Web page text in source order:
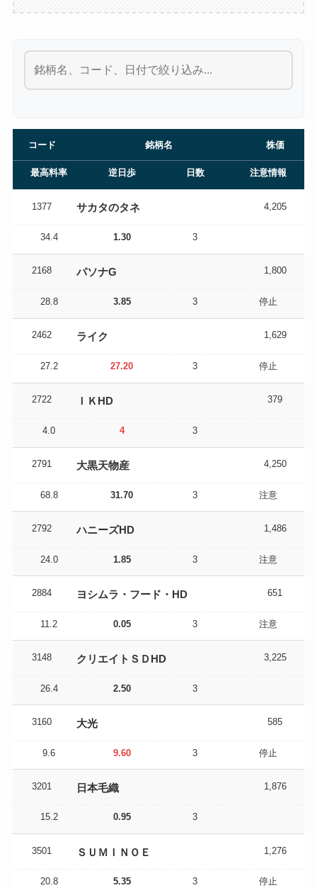
コード 銘柄名 株価
最高料率 逆日歩 日数 注意情報
1377 サカタのタネ 4,205
34.4 1.30 3
2168 パソナG 1,800
28.8 3.85 3 停止
2462 ライク 1,629
27.2 27.20 3 停止
2722 ＩＫHD 379
4.0 4 3
2791 大黒天物産 4,250
68.8 31.70 3 注意
2792 ハニーズHD 1,486
24.0 1.85 3 注意
2884 ヨシムラ・フード・HD 651
11.2 0.05 3 注意
3148 クリエイトＳＤHD 3,225
26.4 2.50 3
3160 大光 585
9.6 9.60 3 停止
3201 日本毛織 1,876
15.2 0.95 3
3501 ＳＵＭＩＮＯＥ 1,276
20.8 5.35 3 停止